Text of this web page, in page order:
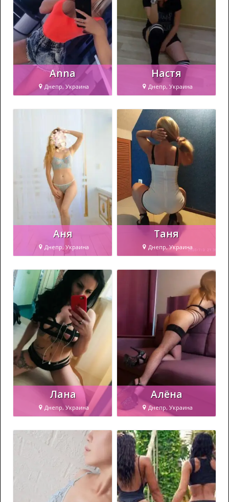
Anna
Днепр, Украина
Настя
Днепр, Украина
Аня
Днепр, Украина
Таня
Днепр, Украина
Лана
Днепр, Украина
Алёна
Днепр, Украина